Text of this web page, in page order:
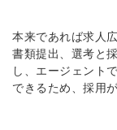
本来であれば求人
書類提出、選考と
し、エージェント
できるため、採用